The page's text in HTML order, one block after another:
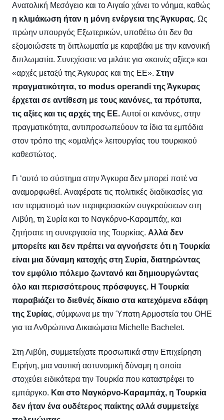
Ανατολική Μεσόγειο και το Αιγαίο χάνει το νόημα, καθώς
η κλιμάκωση ήταν η μόνη ενέργεια της Άγκυρας. Ως
πρώην υπουργός Εξωτερικών, υποθέτω ότι δεν θα
εξομοιώσετε τη διπλωματία με καραβάκι με την κανονική
διπλωματία. Συνεχίσατε να μιλάτε για «κοινές αξίες» και
«αρχές μεταξύ της Άγκυρας και της ΕΕ». Στην
πραγματικότητα, το modus operandi της Άγκυρας
έρχεται σε αντίθεση με τους κανόνες, τα πρότυπα,
τις αξίες και τις αρχές της ΕΕ.Αυτοί οι κανόνες, στην
πραγματικότητα, αντιπροσωπεύουν τα ίδια τα εμπόδια
στον τρόπο της «ομαλής» λειτουργίας του τουρκικού
καθεστώτος.
Γι ‘αυτό το σύστημα στην Άγκυρα δεν μπορεί ποτέ να
αναμορφωθεί. Αναφέρατε τις πολιτικές διαδικασίες για
τον τερματισμό των περιφερειακών συγκρούσεων στη
Λιβύη, τη Συρία και το Ναγκόρνο-Καραμπάχ, και
ζητήσατε τη συνεργασία της Τουρκίας. Αλλά δεν
μπορείτε και δεν πρέπει να αγνοήσετε ότι η Τουρκία
είναι μια δύναμη κατοχής στη Συρία, διατηρώντας
τον εμφύλιο πόλεμο ζωντανό και δημιουργώντας
όλο και περισσότερους πρόσφυγες. Η Τουρκία
παραβιάζει το διεθνές δίκαιο στα κατεχόμενα εδάφη
της Συρίας, σύμφωνα με την Ύπατη Αρμοστεία του ΟΗΕ
για τα Ανθρώπινα Δικαιώματα Michelle Bachelet.
Στη Λιβύη, συμμετείχατε προσωπικά στην Επιχείρηση
Ειρήνη, μια ναυτική αστυνομική δύναμη η οποία
στοχεύει ειδικότερα την Τουρκία που καταστρέφει το
εμπάργκο. Και στο Ναγκόρνο-Καραμπάχ, η Τουρκία
δεν ήταν ένα ουδέτερος παίκτης αλλά συμμετείχε